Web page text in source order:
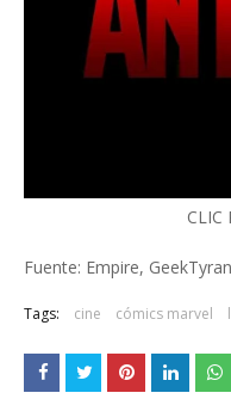
CLIC
Fuente: Empire,
Tags: cine cómics marvel